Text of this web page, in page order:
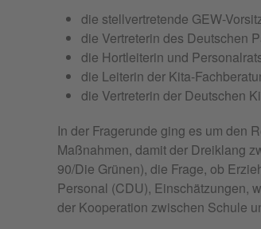
die stellvertretende GEW-
die Vertreterin des Deutschen
die Hortleiterin und
die Leiterin der Kita-
die Vertreterin der Deutschen
In der Fragerunde ging es um den
Maßnahmen, damit der Dreiklang
90/Die Grünen), die Frage, ob
Personal (CDU), Einschätzungen,
der Kooperation zwischen Schule